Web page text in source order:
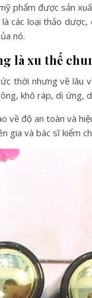
phẩm được sản
các loại thảo dược,
nó.
là xu thế
thời nhưng về lâu
khô ráp, dị ứng,
về độ an toàn và
gia và bác sĩ kiểm